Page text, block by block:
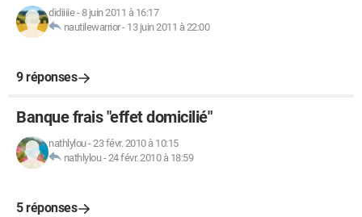
didiiiie-8 juin 2011 à 16:17
nautilewarrior- 13 juin 2011 à 22:00
9 réponses
Banque frais "effet domicilié"
nathlylou-23 févr. 2010 à 10:15
nathlylou-24 févr. 2010 à 18:59
5 réponses